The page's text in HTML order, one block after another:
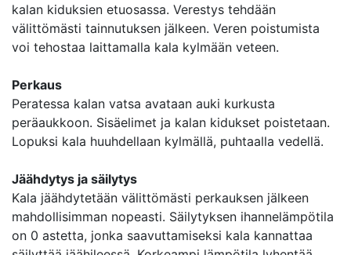
kalan kiduksien etuosassa. Verestys tehdään
välittömästi tainnutuksen jälkeen. Veren poistumista
voi tehostaa laittamalla kala kylmään veteen.
Perkaus
Peratessa kalan vatsa avataan auki kurkusta
peräaukkoon. Sisäelimet ja kalan kidukset poistetaan.
Lopuksi kala huuhdellaan kylmällä, puhtaalla vedellä.
Jäähdytys ja säilytys
Kala jäähdytetään välittömästi perkauksen jälkeen
mahdollisimman nopeasti. Säilytyksen ihannelämpötila
on 0 astetta, jonka saavuttamiseksi kala kannattaa